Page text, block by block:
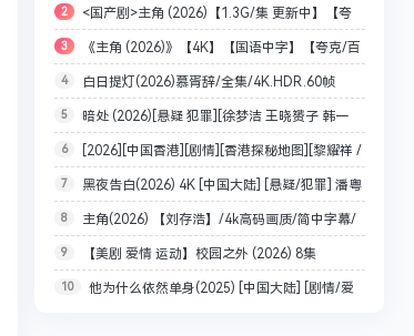
配音/中文字幕][4K-2160P][罗云熙 刘雅瑟 2025最
新]
2 <国产剧>主角 (2026)【1.3G/集 更新中】【夸
克网盘】
3 《主角 (2026)》【4K】【国语中字】【夸克/百
度】
4 白日提灯(2026)慕胥辞/全集/4K.HDR.60帧
率.DV/夸克【单集1～5GB
5 暗处 (2026)[悬疑 犯罪][徐梦洁 王晓赟子 韩一
霆] [24集全][4K+1080P/单集426MB/国语中字]
6 [2026][中国香港][剧情][香港探秘地图][黎耀祥 /
龚嘉欣 / 丁子朗][全20集]（更至01集）
7 黑夜告白(2026) 4K [中国大陆] [悬疑/犯罪] 潘粤
明/王鹤棣 国语中字
8 主角(2026) 【刘存浩】/4k高码画质/简中字幕/
夸克/百度网盘资源【单集1～3GB】
9 【美剧 爱情 运动】校园之外 (2026) 8集
全/1080p/中文字幕【艾拉·布赖特 / 贝尔蒙特·卡梅
10 他为什么依然单身(2025) [中国大陆] [剧情/爱